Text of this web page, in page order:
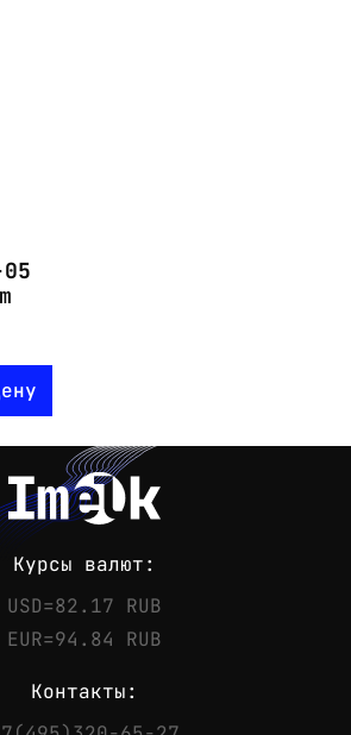
Курсы валют:
USD=82.17 RUB
EUR=94.84 RUB
Контакты: